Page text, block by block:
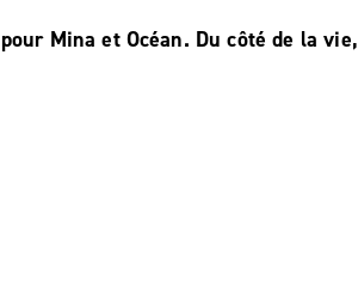
Mina et Océan. Du côté de la vie,